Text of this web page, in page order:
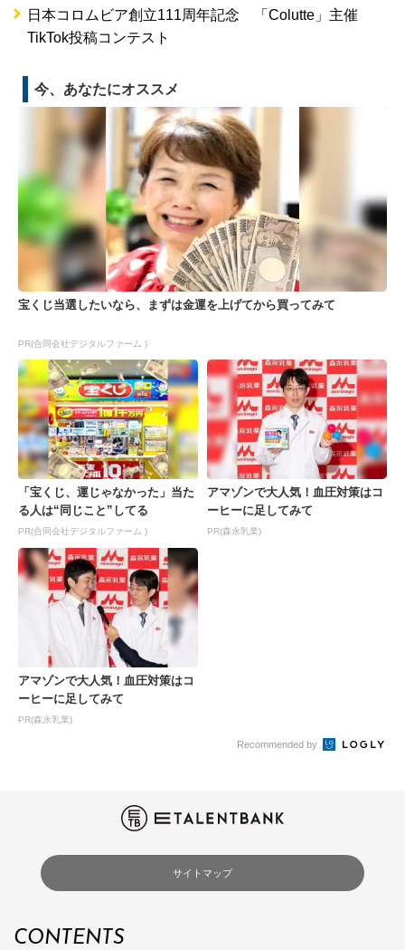
日本コロムビア創立111周年記念 「Colutte」主催
TikTok投稿コンテスト
今、あなたにオススメ
宝くじ当選したいなら、まずは金運を上げてから買ってみて
PR(合同会社デジタルファーム )
「宝くじ、運じゃなかった」当た
る人は“同じこと”してる
PR(合同会社デジタルファーム )
アマゾンで大人気！血圧対策はコ
ーヒーに足してみて
PR(森永乳業)
アマゾンで大人気！血圧対策はコ
ーヒーに足してみて
PR(森永乳業)
Recommended by
サイトマップ
CONTENTS